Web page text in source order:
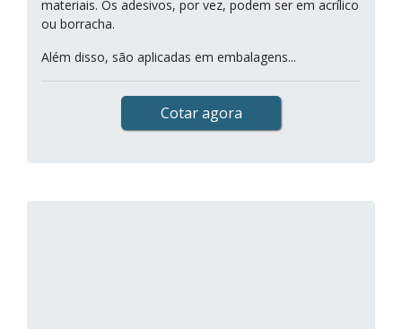
materiais. Os adesivos, por vez, podem ser em acrílico
ou borracha.
Além disso, são aplicadas em embalagens...
Cotar agora